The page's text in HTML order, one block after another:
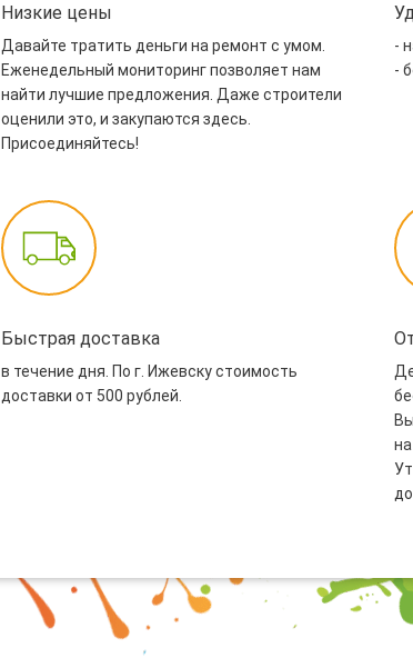
Низкие цены
Давайте тратить деньги на ремонт с умом.
Еженедельный мониторинг позволяет нам
найти лучшие предложения. Даже строители
оценили это, и закупаются здесь.
Присоединяйтесь!
-
-
Быстрая доставка
в течение дня. По г. Ижевску стоимость
доставки от 500 рублей.